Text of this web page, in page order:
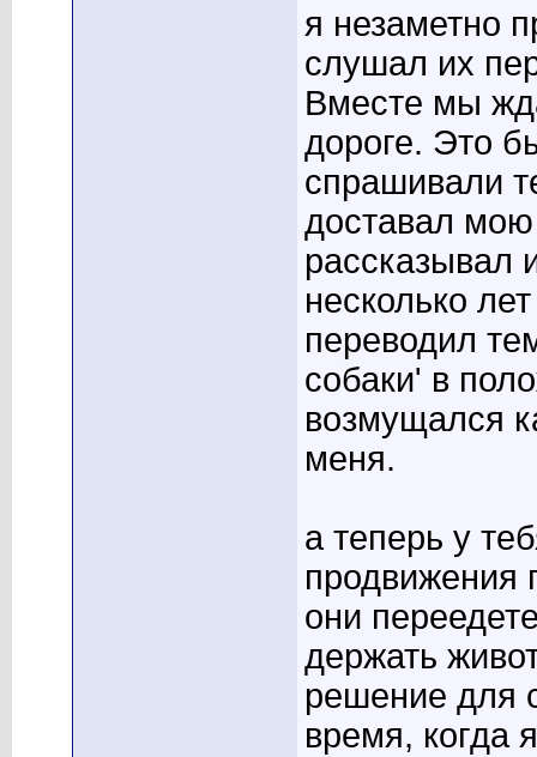
я незаметно
слушал их
Вместе мы
дороге. Это
спрашивали
доставал
рассказывал
несколько
переводил
собаки' в
возмущался
меня.
а теперь у
продвижения
они
держать
решение для
время, когда